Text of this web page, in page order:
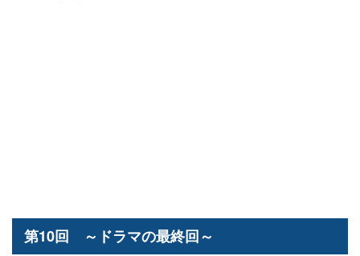
第10回 ～ドラマの最終回～